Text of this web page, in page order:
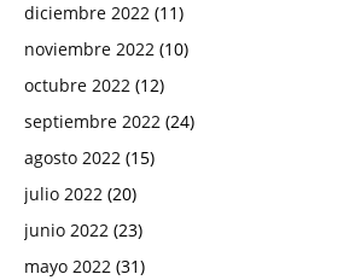
diciembre 2022 (11)
noviembre 2022 (10)
octubre 2022 (12)
septiembre 2022 (24)
agosto 2022 (15)
julio 2022 (20)
junio 2022 (23)
mayo 2022 (31)